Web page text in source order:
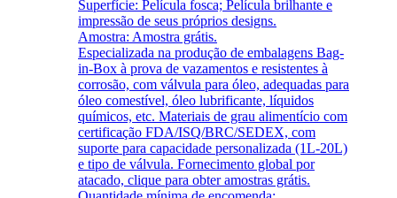
Superfície: Película fosca; Película brilhante e
impressão de seus próprios designs.
Amostra: Amostra grátis.
Especializada na produção de embalagens Bag-
in-Box à prova de vazamentos e resistentes à
corrosão, com válvula para óleo, adequadas para
óleo comestível, óleo lubrificante, líquidos
químicos, etc. Materiais de grau alimentício com
certificação FDA/ISQ/BRC/SEDEX, com
suporte para capacidade personalizada (1L-20L)
e tipo de válvula. Fornecimento global por
atacado, clique para obter amostras grátis.